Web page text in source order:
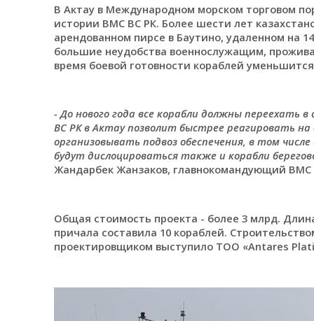
В Актау в Международном морском торговом
истории ВМС ВС РК. Более шести лет
арендованном пирсе в Баутино, удаленном на
большие неудобства военнослужащим,
время боевой готовности кораблей
- До нового года все корабли должны переехать в
ВС РК в Актау позволит быстрее реагировать
организовывать подвоз обеспечения, в том числе
будут дислоцироваться также и корабли
Жандарбек Жанзаков, главнокомандующий ВМС
Общая стоимость проекта - более 3 млрд.
причала составила 10 кораблей.
проектировщиком выступило ТОО «Antares